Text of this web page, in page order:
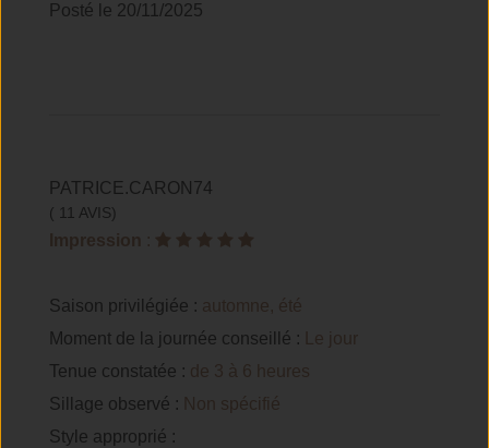
Posté le 20/11/2025
PATRICE.CARON74
( 11 AVIS)
Impression :
Saison privilégiée : automne, été
Moment de la journée conseillé :
Le jour
Tenue constatée : de 3 à 6 heures
Sillage observé : Non spécifié
Style approprié :